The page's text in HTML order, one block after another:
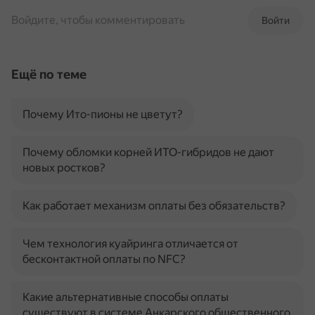
Войти
Войдите, чтобы комментировать
Ещё по теме
Почему Ито-пионы не цветут?
Почему обломки корней ИТО-гибридов не дают
новых ростков?
Как работает механизм оплаты без обязательств?
Чем технология куайринга отличается от
бесконтактной оплаты по NFC?
Какие альтернативные способы оплаты